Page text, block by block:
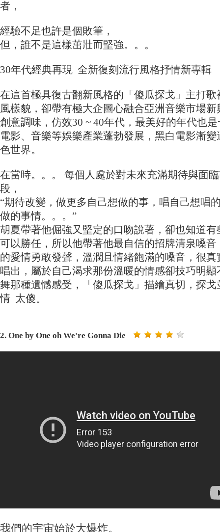
者，
經驗不足也許是個敗筆，
但，誰不是這樣茁壯而堅強。。。
30年代經典再現 全新復刻流行風格抒情新專輯
在這首極具復古翻新風格的「傻瓜探戈」主打
風樣貌，卻帶有極大企圖心融合亞洲音樂市場
創意調味，仿效30 ~ 40年代，最美好的年代也
電影、音樂等娛樂產業蓬勃發展，黑白電影漸
色世界。
在當時。。。 每個人處於對未來充滿期待與面
段，
“期待改變，做更多自己想做的事，唱自己想唱
做的事情。。。”
胡夏帶著他倔強又堅定的口吻說著，卻也知道
可以勝任，所以他帶著他最自信的招牌清泉嗓
的愛情勇敢發聲，溫潤且情緒飽滿的嗓音，很
唱出，屬於自己渴求那份溫暖的情感卻技巧明
舞那種遺憾感受，「傻瓜探戈」描繪真切，探
情 太傻。
2. One by One oh We're Gonna Die
我們的宇宙始於大爆炸。